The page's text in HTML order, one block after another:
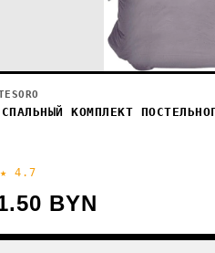
КОМПЛЕКТ
4.7
BYN